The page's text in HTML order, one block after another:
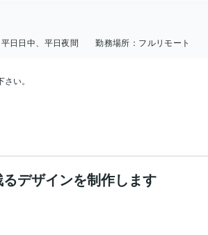
平日日中、平日夜間 勤務場所： フルリモート
い。
デザインを制作します